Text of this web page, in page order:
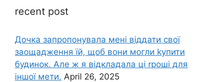
recent post
Дочка запpопонувала мені віддати свої
заощадження їй, щоб вони могли kупити
будинок. Але ж я відкладала ці rроші для
іншої мети. April 26, 2025